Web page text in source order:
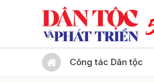
Công tác Dân tộc